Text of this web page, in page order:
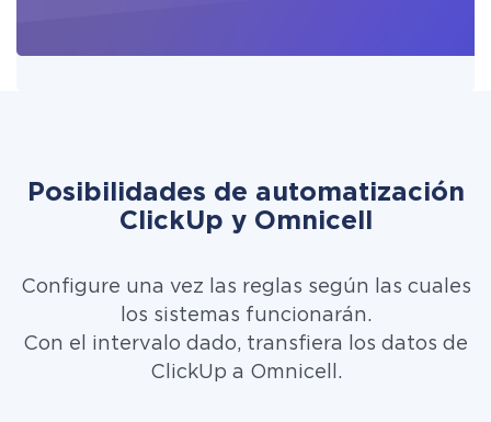
Posibilidades de automatización
ClickUp y Omnicell
Configure una vez las reglas según las cuales
los sistemas funcionarán.
Con el intervalo dado, transfiera los datos de
ClickUp a Omnicell.